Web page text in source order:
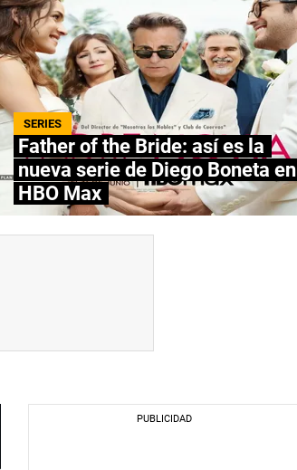
SERIES
Father of the Bride: así es la
nueva serie de Diego Boneta en
HBO Max